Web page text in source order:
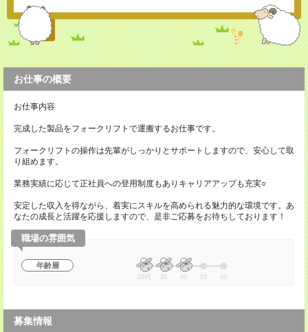
お仕事の概要
お仕事内容
完成した製品をフォークリフトで運搬するお仕事です。
フォークリフトの操作は先輩がしっかりとサポートしますので、安心して取
り組めます。
業務実績に応じて正社員への登用制度もありキャリアアップも充実○
安定した収入を得ながら、着実にスキルを高められる魅力的な環境です。あ
なたの成長と活躍を応援しますので、是非ご応募をお待ちしております！
職場の雰囲気
年齢層
20代 30 40 50 60
募集情報